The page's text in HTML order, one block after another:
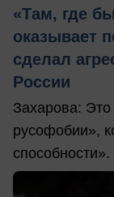
«Там, где
оказывает
сделал
России
Захарова:
русофобии»,
способности».